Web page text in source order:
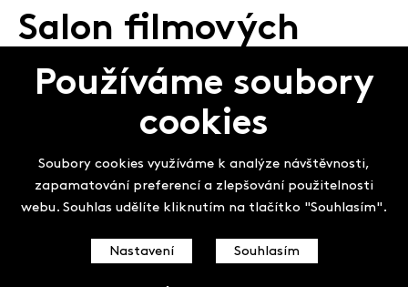
Salon filmových
klapek
Používáme soubory
cookies
Soubory cookies využíváme k analýze návštěvnosti,
zapamatování preferencí a zlepšování použitelnosti
webu. Souhlas udělíte kliknutím na tlačítko "Souhlasím".
Nastavení Souhlasím